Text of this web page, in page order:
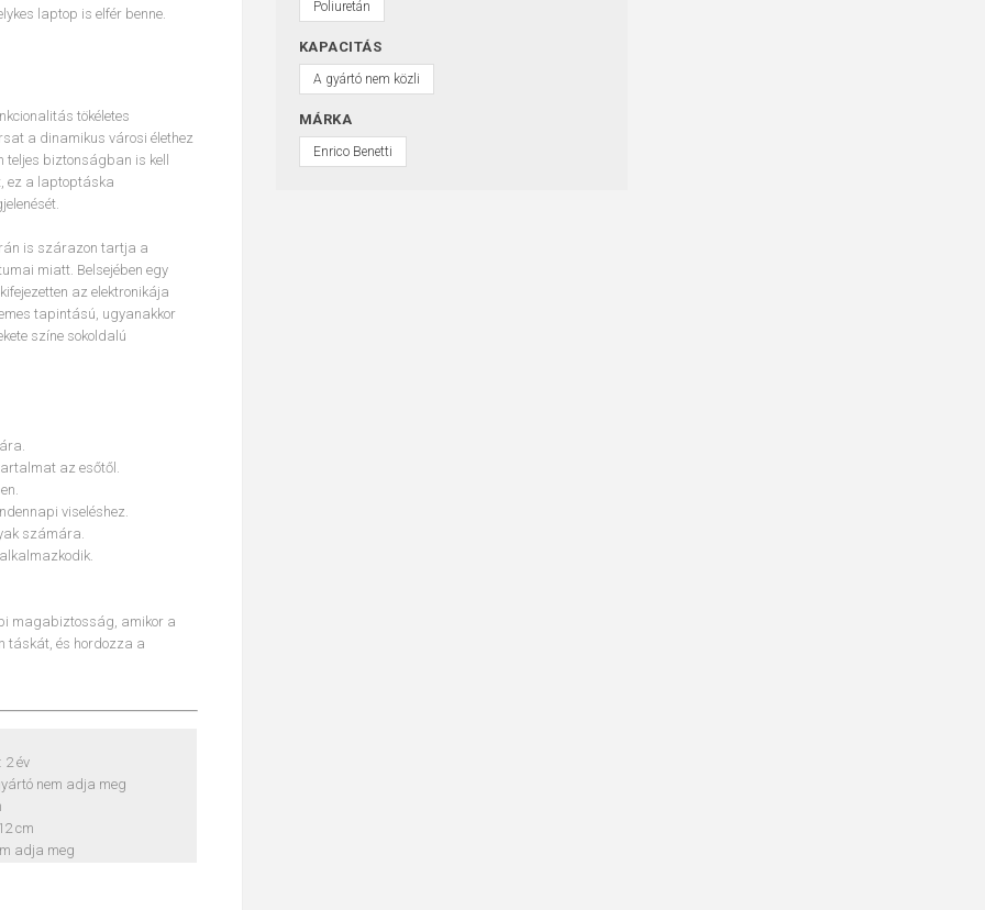
laptop is elfér benne.
tökéletes
a dinamikus városi élethez
teljes biztonságban is kell
ez a laptoptáska
is szárazon tartja a
miatt. Belsejében egy
az elektronikája
tapintású, ugyanakkor
színe sokoldalú
az esőtől.
viseléshez.
számára.
magabiztosság, amikor a
táskát, és hordozza a
2 év
nem adja meg
cm
adja meg
Poliuretán
KAPACITÁS
A gyártó nem közli
MÁRKA
Enrico Benetti